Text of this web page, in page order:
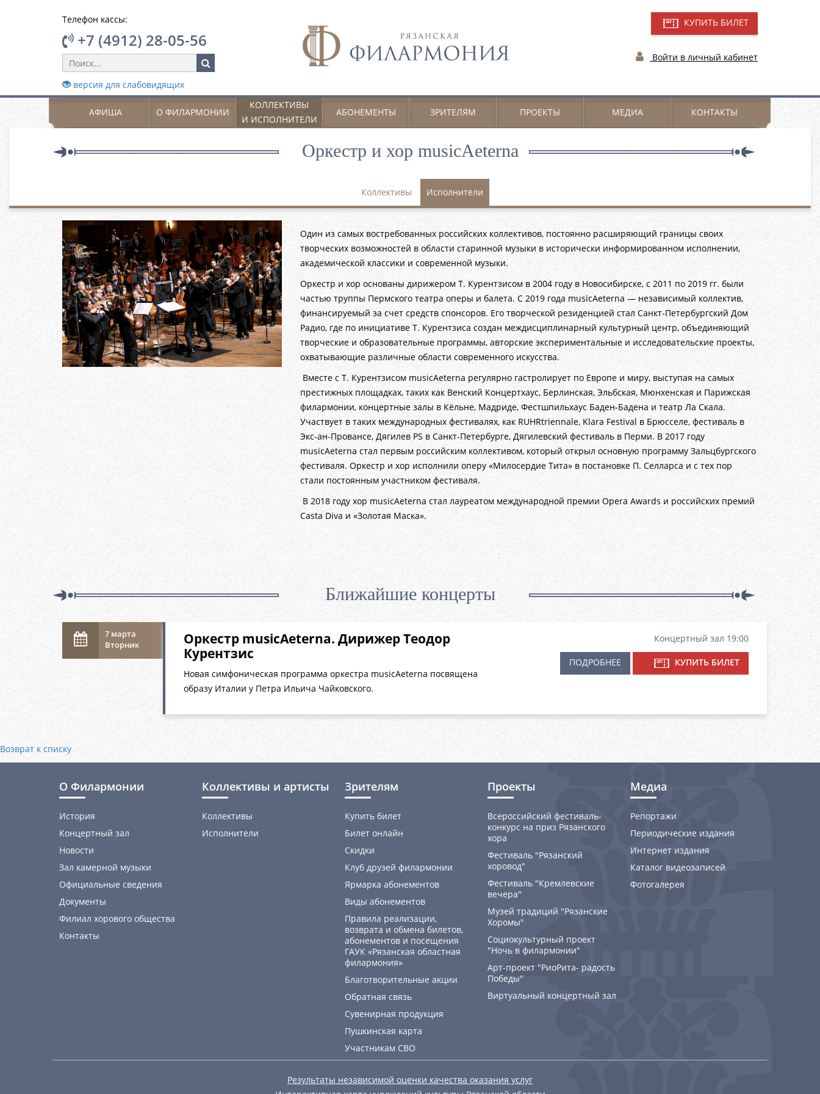
Телефон кассы:
+7 (4912) 28-05-56
версия для слабовидящих
КУПИТЬ БИЛЕТ
Войти в личный кабинет
АФИША О ФИЛАРМОНИИ
КОЛЛЕКТИВЫ
И ИСПОЛНИТЕЛИ
АБОНЕМЕНТЫ ЗРИТЕЛЯМ ПРОЕКТЫ МЕДИА КОНТАКТЫ
Оркестр и хор musicAeterna
Коллективы Исполнители
Один из самых востребованных российских коллективов, постоянно расширяющий границы своих
творческих возможностей в области старинной музыки в исторически информированном исполнении,
академической классики и современной музыки.
Оркестр и хор основаны дирижером Т. Курентзисом в 2004 году в Новосибирске, с 2011 по 2019 гг. были
частью труппы Пермского театра оперы и балета. С 2019 года musicAeterna — независимый коллектив,
финансируемый за счет средств спонсоров. Его творческой резиденцией стал Санкт-Петербургский Дом
Радио, где по инициативе Т. Курентзиса создан междисциплинарный культурный центр, объединяющий
творческие и образовательные программы, авторские экспериментальные и исследовательские проекты,
охватывающие различные области современного искусства.
Вместе с Т. Курентзисом musicAeterna регулярно гастролирует по Европе и миру, выступая на самых
престижных площадках, таких как Венский Концертхаус, Берлинская, Эльбская, Мюнхенская и Парижская
филармонии, концертные залы в Кёльне, Мадриде, Фестшпильхаус Баден-Бадена и театр Ла Скала.
Участвует в таких международных фестивалях, как RUHRtriennale, Klara Festival в Брюсселе, фестиваль в
Экс-ан-Провансе, Дягилев PS в Санкт-Петербурге, Дягилевский фестиваль в Перми. В 2017 году
musicAeterna стал первым российским коллективом, который открыл основную программу Зальцбургского
фестиваля. Оркестр и хор исполнили оперу «Милосердие Тита» в постановке П. Селларса и с тех пор
стали постоянным участником фестиваля.
В 2018 году хор musicAeterna стал лауреатом международной премии Opera Awards и российских премий
Casta Diva и «Золотая Маска».
Ближайшие концерты
7 марта
Вторник
Оркестр musicAeterna. Дирижер Теодор
Курентзис
Новая симфоническая программа оркестра musicAeterna посвящена
образу Италии у Петра Ильича Чайковского.
Концертный зал 19:00
ПОДРОБНЕЕ КУПИТЬ БИЛЕТ
Возврат к списку
О Филармонии
История
Концертный зал
Новости
Зал камерной музыки
Официальные сведения
Документы
Филиал хорового общества
Контакты
Коллективы и артисты
Коллективы
Исполнители
Зрителям
Купить билет
Билет онлайн
Скидки
Клуб друзей филармонии
Ярмарка абонементов
Виды абонементов
Правила реализации,
возврата и обмена билетов,
абонементов и посещения
ГАУК «Рязанская областная
филармония»
Благотворительные акции
Обратная связь
Сувенирная продукция
Пушкинская карта
Участникам СВО
Проекты
Всероссийский фестиваль-
конкурс на приз Рязанского
хора
Фестиваль "Рязанский
хоровод"
Фестиваль "Кремлевские
вечера"
Музей традиций "Рязанские
Хоромы"
Социокультурный проект
"Ночь в филармонии"
Арт-проект "РиоРита- радость
Победы"
Виртуальный концертный зал
Медиа
Репортажи
Периодические издания
Интернет издания
Каталог видеозаписей
Фотогалерея
Результаты независимой оценки качества оказания услуг